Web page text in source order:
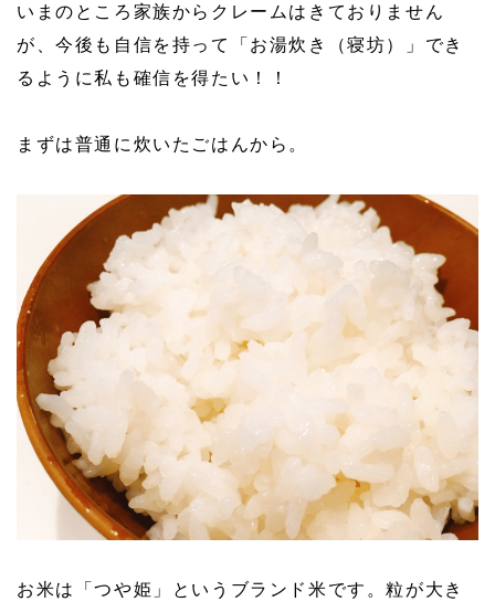
いまのところ家族からクレームはきておりません
が、今後も自信を持って「お湯炊き（寝坊）」でき
るように私も確信を得たい！！
まずは普通に炊いたごはんから。
お米は「つや姫」というブランド米です。粒が大き